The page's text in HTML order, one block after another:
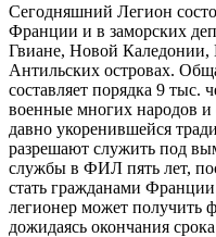
Сегодняшний Легион
Франции и в заморских
Гвиане, Новой Каледонии,
Антильских островах.
составляет порядка 9 тыс.
военные многих народов
давно укоренившейся
разрешают служить под
службы в ФИЛ пять лет,
стать гражданами
легионер может получить
дожидаясь окончания